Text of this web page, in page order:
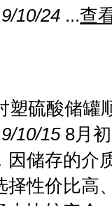
10/24 ...查
塑硫酸储罐
10/15 8月
因储存的介
择性价比高